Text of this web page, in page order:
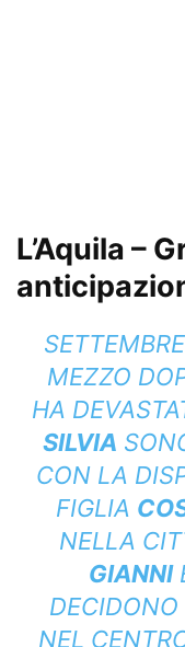
L’Aquila –
MEZZO
HA
SILVIA
CON LA
FIGLIA
NELLA
GIANNI
DECIDONO
NEL